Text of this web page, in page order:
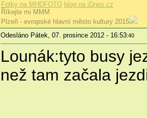
Fotky na MHDFOTO blog na iDnes.cz
Říkejte mi MMM
Plzeň - evropské hlavní město kultury 2015
Odesláno Pátek, 07. prosince 2012 - 16:53:40
Lounák:tyto busy
než tam začala